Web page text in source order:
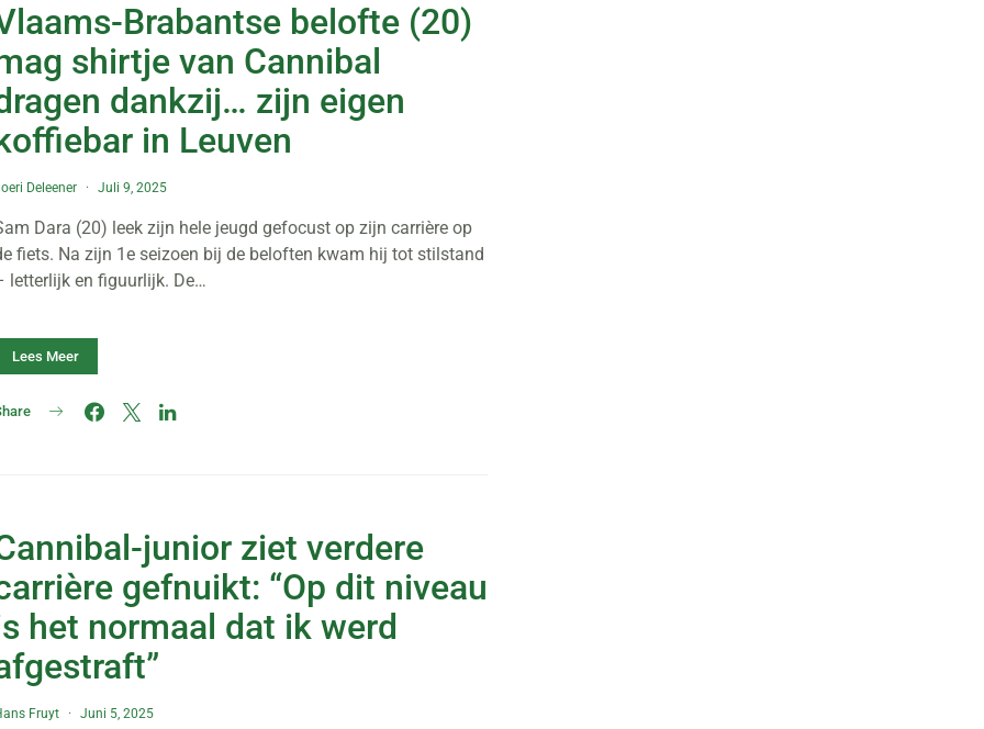
Brabantse belofte (20)
shirtje van Cannibal
dankzij… zijn eigen
in Leuven
Deleener Juli 9, 2025
Dara (20) leek zijn hele jeugd gefocust op zijn carrière op
fiets. Na zijn 1e seizoen bij de beloften kwam hij tot stilstand
letterlijk en figuurlijk. De…
Lees Meer
junior ziet verdere
gefnuikt: “Op dit niveau
het normaal dat ik werd
Fruyt Juni 5, 2025